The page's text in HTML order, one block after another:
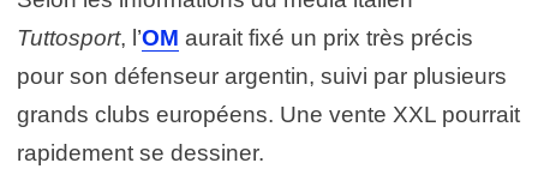
Tuttosport, l’OM aurait fixé un prix très précis
pour son défenseur argentin, suivi par plusieurs
grands clubs européens. Une vente XXL pourrait
rapidement se dessiner.